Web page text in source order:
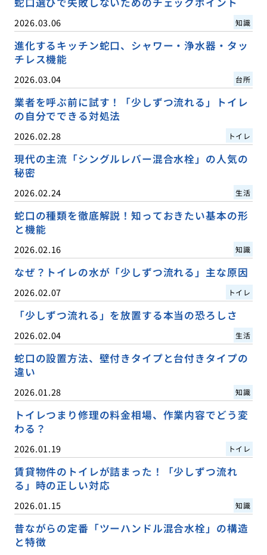
2026.03.06 知識
進化するキッチン蛇口、シャワー・浄水器・タッ
チレス機能
2026.03.04 台所
業者を呼ぶ前に試す！「少しずつ流れる」トイレ
の自分でできる対処法
2026.02.28 トイレ
現代の主流「シングルレバー混合水栓」の人気の
秘密
2026.02.24 生活
蛇口の種類を徹底解説！知っておきたい基本の形
と機能
2026.02.16 知識
なぜ？トイレの水が「少しずつ流れる」主な原因
2026.02.07 トイレ
「少しずつ流れる」を放置する本当の恐ろしさ
2026.02.04 生活
蛇口の設置方法、壁付きタイプと台付きタイプの
違い
2026.01.28 知識
トイレつまり修理の料金相場、作業内容でどう変
わる？
2026.01.19 トイレ
賃貸物件のトイレが詰まった！「少しずつ流れ
る」時の正しい対応
2026.01.15 知識
昔ながらの定番「ツーハンドル混合水栓」の構造
と特徴